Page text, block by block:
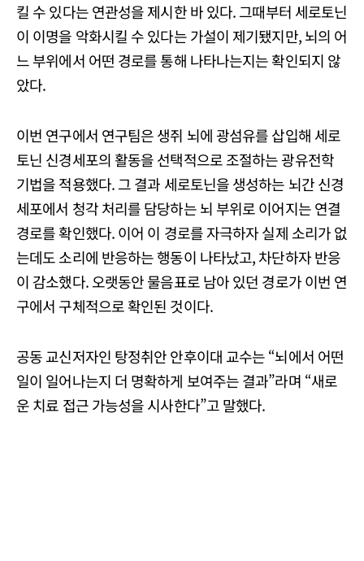
킬 수 있다는 연관성을 제시한 바 있다. 그때부터 세로토닌
이 이명을 악화시킬 수 있다는 가설이 제기됐지만, 뇌의 어
느 부위에서 어떤 경로를 통해 나타나는지는 확인되지 않
았다.
이번 연구에서 연구팀은 생쥐 뇌에 광섬유를 삽입해 세로
토닌 신경세포의 활동을 선택적으로 조절하는 광유전학
기법을 적용했다. 그 결과 세로토닌을 생성하는 뇌간 신경
세포에서 청각 처리를 담당하는 뇌 부위로 이어지는 연결
경로를 확인했다. 이어 이 경로를 자극하자 실제 소리가 없
는데도 소리에 반응하는 행동이 나타났고, 차단하자 반응
이 감소했다. 오랫동안 물음표로 남아 있던 경로가 이번 연
구에서 구체적으로 확인된 것이다.
공동 교신저자인 탕정취안 안후이대 교수는 “뇌에서 어떤
일이 일어나는지 더 명확하게 보여주는 결과”라며 “새로
운 치료 접근 가능성을 시사한다”고 말했다.